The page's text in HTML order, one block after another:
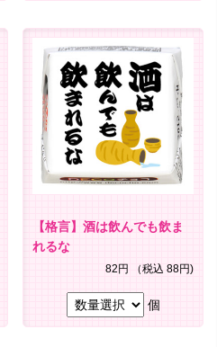
【格言】酒は飲んでも飲ま
れるな
82円 （税込 88円)
個